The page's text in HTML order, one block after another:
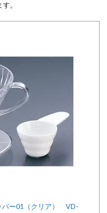
。
ー01（クリア） VD-